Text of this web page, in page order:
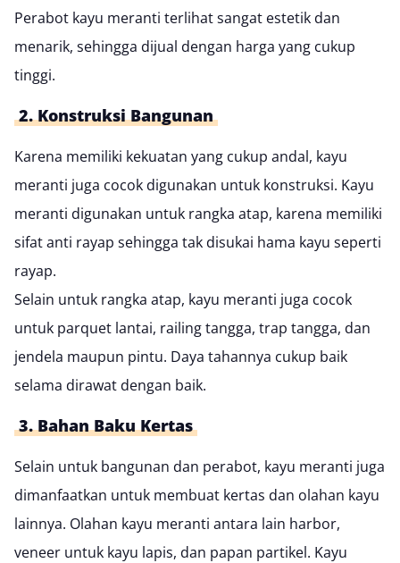
Perabot kayu meranti terlihat sangat estetik dan
menarik, sehingga dijual dengan harga yang cukup
tinggi.
2. Konstruksi Bangunan
Karena memiliki kekuatan yang cukup andal, kayu
meranti juga cocok digunakan untuk konstruksi. Kayu
meranti digunakan untuk rangka atap, karena memiliki
sifat anti rayap sehingga tak disukai hama kayu seperti
rayap.
Selain untuk rangka atap, kayu meranti juga cocok
untuk parquet lantai, railing tangga, trap tangga, dan
jendela maupun pintu. Daya tahannya cukup baik
selama dirawat dengan baik.
3. Bahan Baku Kertas
Selain untuk bangunan dan perabot, kayu meranti juga
dimanfaatkan untuk membuat kertas dan olahan kayu
lainnya. Olahan kayu meranti antara lain harbor,
veneer untuk kayu lapis, dan papan partikel. Kayu